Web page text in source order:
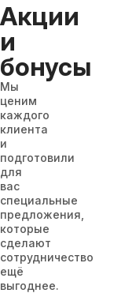
Акции
и
бонусы
Мы
ценим
каждого
клиента
и
подготовили
для
вас
специальные
предложения,
которые
сделают
сотрудничество
ещё
выгоднее.